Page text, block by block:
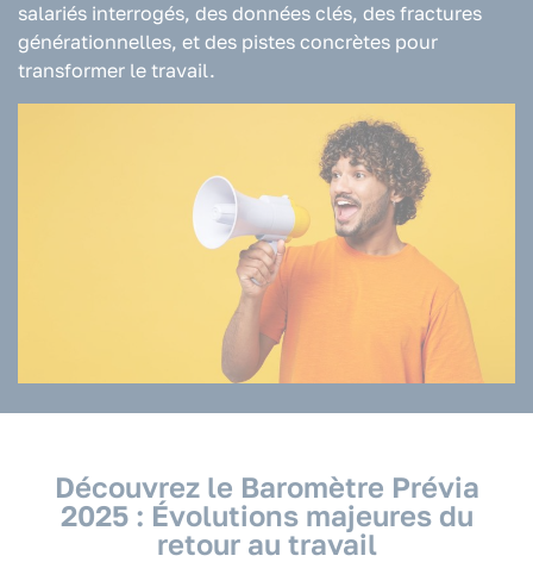
salariés interrogés, des données clés, des fractures
générationnelles, et des pistes concrètes pour
transformer le travail.
Découvrez le Baromètre Prévia
2025 : Évolutions majeures du
retour au travail